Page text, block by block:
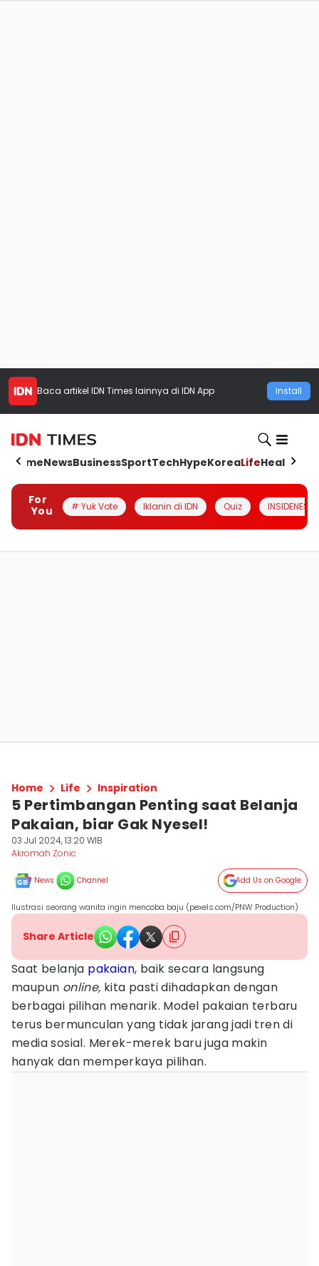
Baca artikel IDN Times lainnya di IDN App Install
HomeNewsBusinessSportTechHypeKoreaLifeHealth
For
You
# Yuk Vote Iklanin di IDN Quiz INSIDENESIA
Home Life Inspiration
5 Pertimbangan Penting saat Belanja
Pakaian, biar Gak Nyesel!
03 Jul 2024, 13:20 WIB
Akromah Zonic
News Channel Add Us on Google
Ilustrasi seorang wanita ingin mencoba baju (pexels.com/PNW Production)
Share Article
Saat belanja pakaian, baik secara langsung
maupun online, kita pasti dihadapkan dengan
berbagai pilihan menarik. Model pakaian terbaru
terus bermunculan yang tidak jarang jadi tren di
media sosial. Merek-merek baru juga makin
hanyak dan memperkaya pilihan.